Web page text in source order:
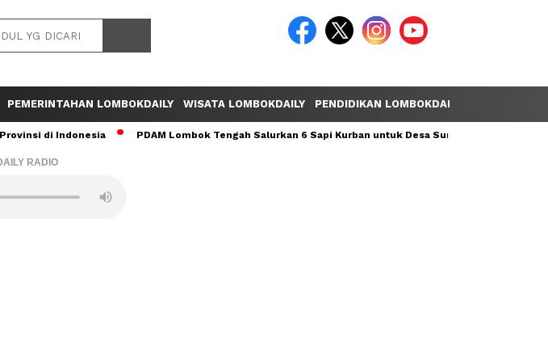
PEMERINTAHAN LOMBOKDAILY WISATA LOMBOKDAILY PENDIDIKAN LOMBOKDAILY
di Indonesia PDAM Lombok Tengah Salurkan 6 Sapi Kurban untuk Desa Sumber Mata Air
RADIO